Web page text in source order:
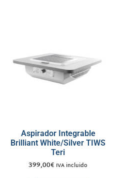
Aspirador Integrable
Brilliant White/Silver TIWS
Teri
399,00€ IVA incluido